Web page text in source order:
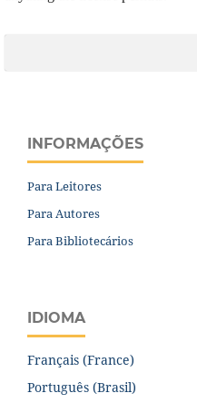
INFORMAÇÕES
Para Leitores
Para Autores
Para Bibliotecários
IDIOMA
Français (France)
Português (Brasil)